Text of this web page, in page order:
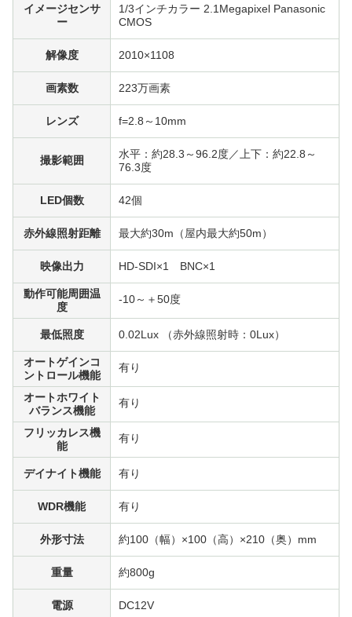
イメージセンサ
ー
1/3インチカラー 2.1Megapixel Panasonic
CMOS
解像度 2010×1108
画素数 223万画素
レンズ f=2.8～10mm
撮影範囲
水平：約28.3～96.2度／上下：約22.8～
76.3度
LED個数 42個
赤外線照射距離 最大約30m（屋内最大約50m）
映像出力 HD-SDI×1 BNC×1
動作可能周囲温
度
-10～＋50度
最低照度 0.02Lux （赤外線照射時：0Lux）
オートゲインコ
ントロール機能
有り
オートホワイト
バランス機能
有り
フリッカレス機
能
有り
デイナイト機能 有り
WDR機能 有り
外形寸法 約100（幅）×100（高）×210（奥）mm
重量 約800g
電源 DC12V